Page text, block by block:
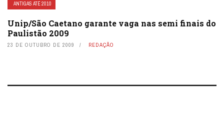
ANTIGAS ATÉ 2010
Unip/São Caetano garante vaga nas semi finais do
Paulistão 2009
23 DE OUTUBRO DE 2009 REDAÇÃO